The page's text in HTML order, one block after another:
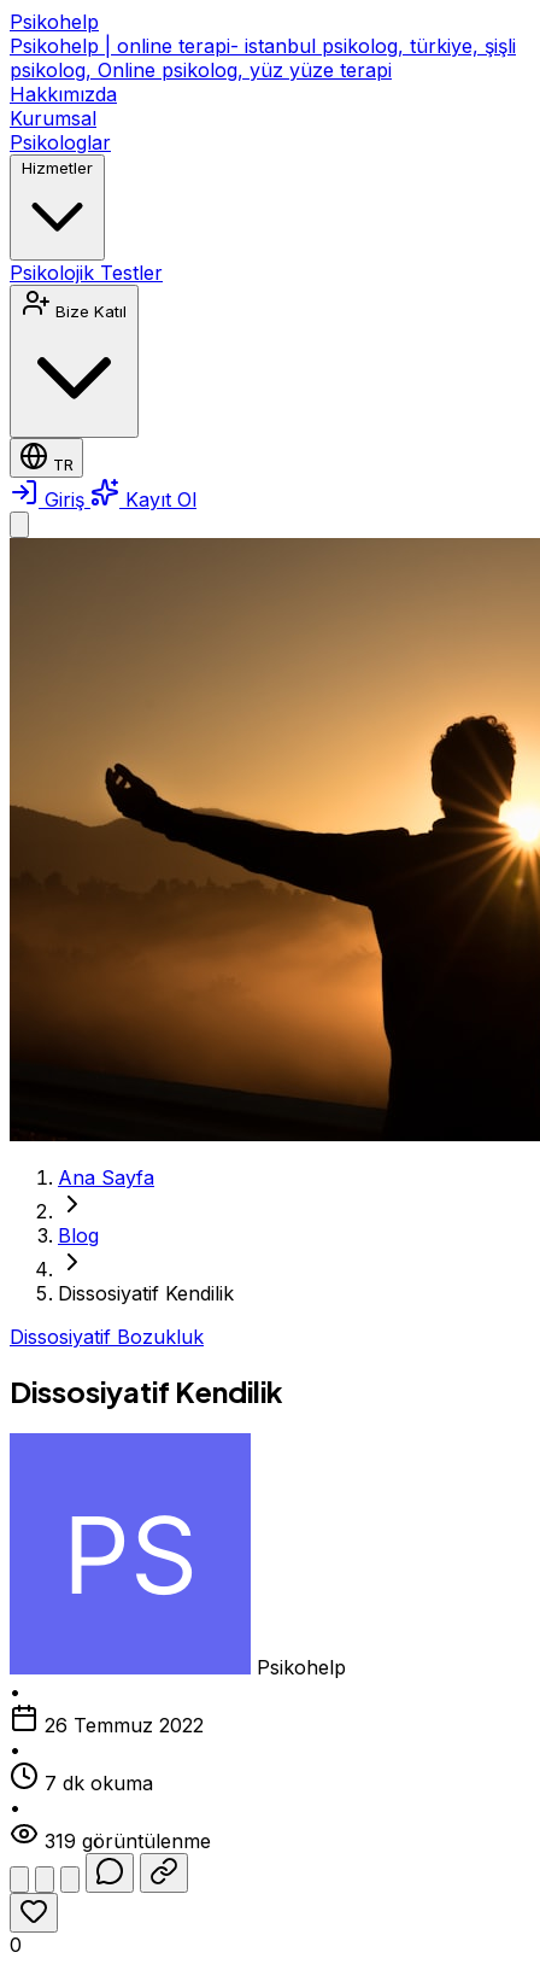
Psikohelp
Psikohelp | online terapi- istanbul psikolog, türkiye, şişli
psikolog, Online psikolog, yüz yüze terapi
Hakkımızda
Kurumsal
Psikologlar
Hizmetler
Psikolojik Testler
Bize Katıl
TR
Giriş Kayıt Ol
Ana Sayfa
Blog
Dissosiyatif Kendilik
Dissosiyatif Bozukluk
Dissosiyatif Kendilik
Psikohelp
•
26 Temmuz 2022
•
7 dk okuma
•
319 görüntülenme
0